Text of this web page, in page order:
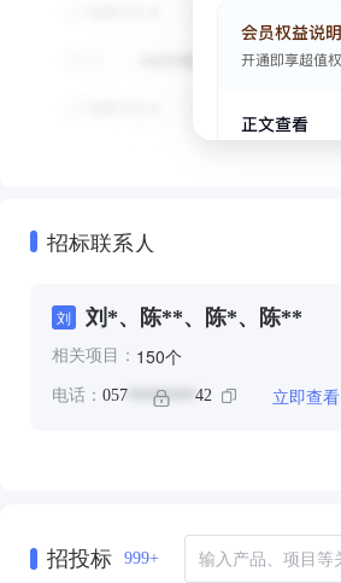
招标联系人
刘 刘*、陈**、陈*、陈**
相关项目： 150个
电话： 057 ******** 42 立即查看
招投标 999+